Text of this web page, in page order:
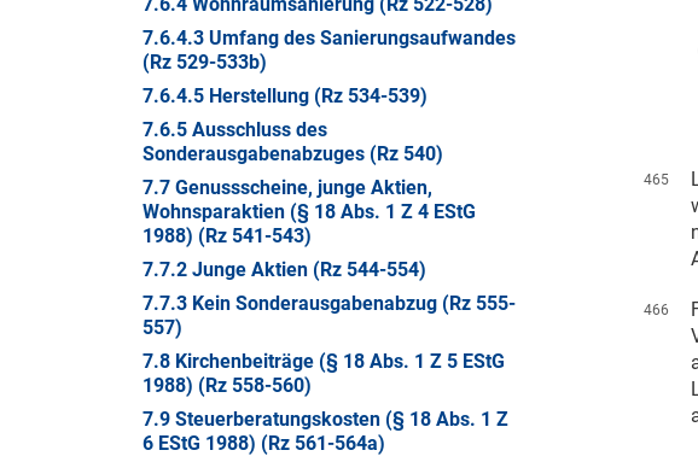
7.6.4.3 Umfang des Sanierungsaufwandes
(Rz 529-533b)
7.6.4.5 Herstellung (Rz 534-539)
7.6.5 Ausschluss des
Sonderausgabenabzuges (Rz 540)
7.7 Genussscheine, junge Aktien,
Wohnsparaktien (§ 18 Abs. 1 Z 4 EStG
1988) (Rz 541-543)
7.7.2 Junge Aktien (Rz 544-554)
7.7.3 Kein Sonderausgabenabzug (Rz 555-
557)
7.8 Kirchenbeiträge (§ 18 Abs. 1 Z 5 EStG
1988) (Rz 558-560)
7.9 Steuerberatungskosten (§ 18 Abs. 1 Z
6 EStG 1988) (Rz 561-564a)
465
466